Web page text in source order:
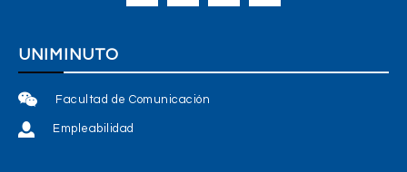
UNIMINUTO
Facultad de Comunicación
Empleabilidad